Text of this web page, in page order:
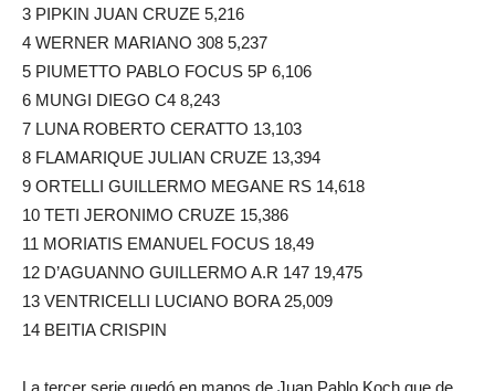
3 PIPKIN JUAN CRUZE 5,216
4 WERNER MARIANO 308 5,237
5 PIUMETTO PABLO FOCUS 5P 6,106
6 MUNGI DIEGO C4 8,243
7 LUNA ROBERTO CERATTO 13,103
8 FLAMARIQUE JULIAN CRUZE 13,394
9 ORTELLI GUILLERMO MEGANE RS 14,618
10 TETI JERONIMO CRUZE 15,386
11 MORIATIS EMANUEL FOCUS 18,49
12 D’AGUANNO GUILLERMO A.R 147 19,475
13 VENTRICELLI LUCIANO BORA 25,009
14 BEITIA CRISPIN
La tercer serie quedó en manos de Juan Pablo Koch que de